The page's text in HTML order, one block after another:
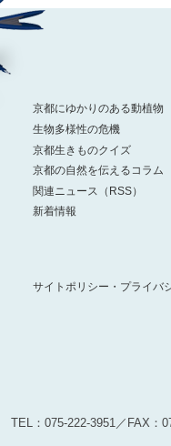
京都にゆかりのある動植物
生物多様性の危機
京都生きものクイズ
京都の自然を伝えるコラム
関連ニュース（RSS）
新着情報
サイトポリシー・プライバ
TEL：075-222‐3951／FAX：